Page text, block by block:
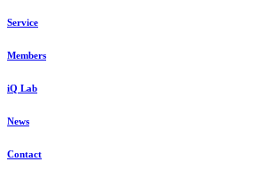
Service
Members
iQ Lab
News
Contact